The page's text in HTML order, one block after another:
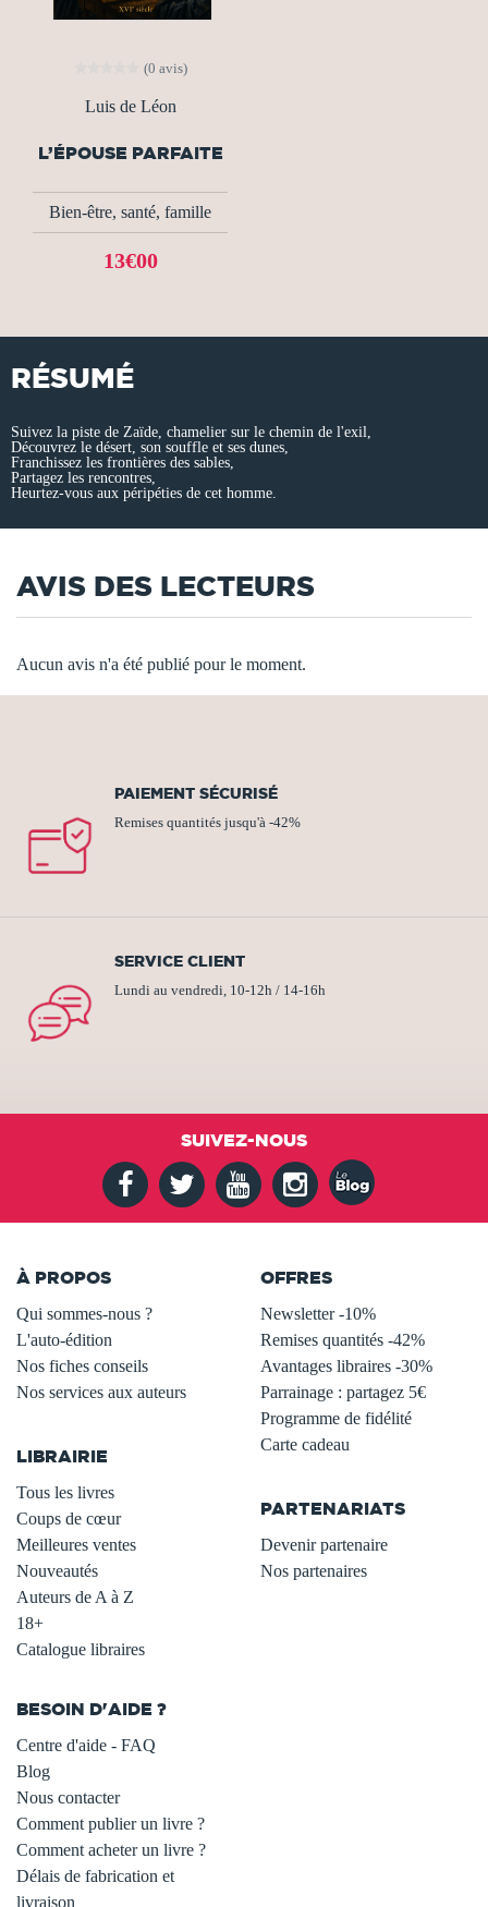
(0 avis)
Luis de Léon
L’ÉPOUSE PARFAITE
Bien-être, santé, famille
13€00
RÉSUMÉ
Suivez la piste de Zaïde, chamelier sur le chemin de l'exil,
Découvrez le désert, son souffle et ses dunes,
Franchissez les frontières des sables,
Partagez les rencontres,
Heurtez-vous aux péripéties de cet homme.
AVIS DES LECTEURS
Aucun avis n'a été publié pour le moment.
PAIEMENT SÉCURISÉ
Remises quantités jusqu'à -42%
SERVICE CLIENT
Lundi au vendredi, 10-12h / 14-16h
SUIVEZ-NOUS
À PROPOS
Qui sommes-nous ?
L'auto-édition
Nos fiches conseils
Nos services aux auteurs
LIBRAIRIE
Tous les livres
Coups de cœur
Meilleures ventes
Nouveautés
Auteurs de A à Z
18+
Catalogue libraires
OFFRES
Newsletter -10%
Remises quantités -42%
Avantages libraires -30%
Parrainage : partagez 5€
Programme de fidélité
Carte cadeau
PARTENARIATS
Devenir partenaire
Nos partenaires
BESOIN D'AIDE ?
Centre d'aide - FAQ
Blog
Nous contacter
Comment publier un livre ?
Comment acheter un livre ?
Délais de fabrication et
livraison